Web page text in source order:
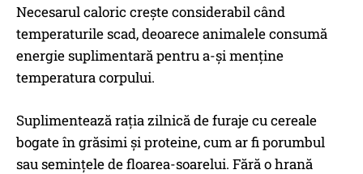
Necesarul caloric crește considerabil când
temperaturile scad, deoarece animalele consumă
energie suplimentară pentru a-și menține
temperatura corpului.
Suplimentează rația zilnică de furaje cu cereale
bogate în grăsimi și proteine, cum ar fi porumbul
sau semințele de floarea-soarelui. Fără o hrană